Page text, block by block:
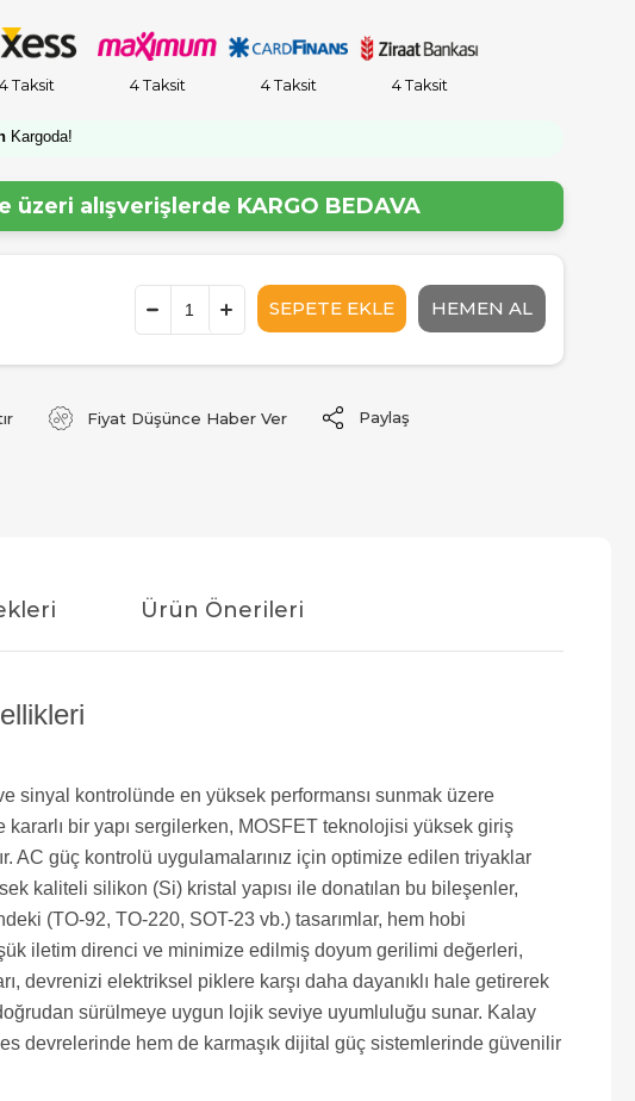
4 Taksit 4 Taksit 4 Taksit 4 Taksit
Kargoda!
üzeri alışverişlerde KARGO BEDAVA
Fiyat Düşünce Haber Ver Paylaş
Ürün Önerileri
sinyal kontrolünde en yüksek performansı sunmak üzere
bir yapı sergilerken, MOSFET teknolojisi yüksek giriş
AC güç kontrolü uygulamalarınız için optimize edilen triyaklar
kaliteli silikon (Si) kristal yapısı ile donatılan bu bileşenler,
(TO-92, TO-220, SOT-23 vb.) tasarımlar, hem hobi
iletim direnci ve minimize edilmiş doyum gerilimi değerleri,
devrenizi elektriksel piklere karşı daha dayanıklı hale getirerek
sürülmeye uygun lojik seviye uyumluluğu sunar. Kalay
devrelerinde hem de karmaşık dijital güç sistemlerinde güvenilir